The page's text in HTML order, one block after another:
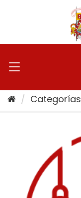
Categorías